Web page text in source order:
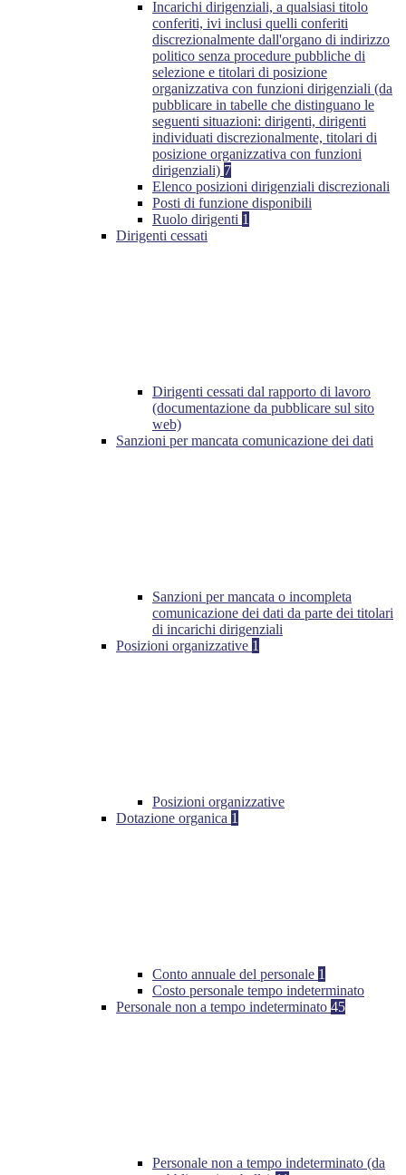
Incarichi dirigenziali, a qualsiasi titolo
conferiti, ivi inclusi quelli conferiti
discrezionalmente dall'organo di indirizzo
politico senza procedure pubbliche di
selezione e titolari di posizione
organizzativa con funzioni dirigenziali (da
pubblicare in tabelle che distinguano le
seguenti situazioni: dirigenti, dirigenti
individuati discrezionalmente, titolari di
posizione organizzativa con funzioni
dirigenziali) 7
Elenco posizioni dirigenziali discrezionali
Posti di funzione disponibili
Ruolo dirigenti 1
Dirigenti cessati
Dirigenti cessati dal rapporto di lavoro
(documentazione da pubblicare sul sito
web)
Sanzioni per mancata comunicazione dei dati
Sanzioni per mancata o incompleta
comunicazione dei dati da parte dei titolari
di incarichi dirigenziali
Posizioni organizzative 1
Posizioni organizzative
Dotazione organica 1
Conto annuale del personale 1
Costo personale tempo indeterminato
Personale non a tempo indeterminato 45
Personale non a tempo indeterminato (da